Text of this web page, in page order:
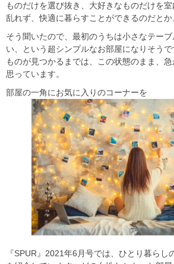
ものだけを選び抜き、大好きなものだけを
乱れず、快適に暮らすことができるのだとか
そう聞いたので、最初のうちは小さなテー
い、という超シンプルなお部屋になりそう
ものが見つかるまでは、この状態のまま、
思っています。
部屋の一角にお気に入りのコーナーを
『SPUR』 2021年6月号では、ひとり暮らし